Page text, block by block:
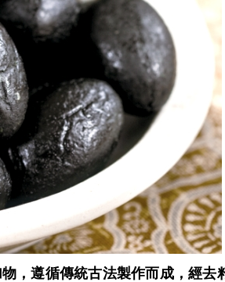
，遵循傳統古法製作而成，經去